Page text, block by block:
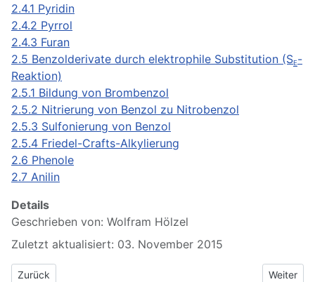
2.4.1 Pyridin
2.4.2 Pyrrol
2.4.3 Furan
2.5 Benzolderivate durch elektrophile Substitution (SE-
Reaktion)
2.5.1 Bildung von Brombenzol
2.5.2 Nitrierung von Benzol zu Nitrobenzol
2.5.3 Sulfonierung von Benzol
2.5.4 Friedel-Crafts-Alkylierung
2.6 Phenole
2.7 Anilin
Details
Geschrieben von: Wolfram Hölzel
Zuletzt aktualisiert: 03. November 2015
Vorheriger Beitrag: Naturstoffe II
Zurück Nächster
Weiter